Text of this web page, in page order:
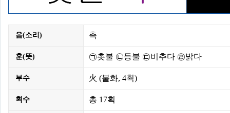
음(소리) 촉
훈(뜻) ㉠촛불 ㉡등불 ㉢비추다 ㉣밝다
부수 火 (불화, 4획)
획수 총 17획